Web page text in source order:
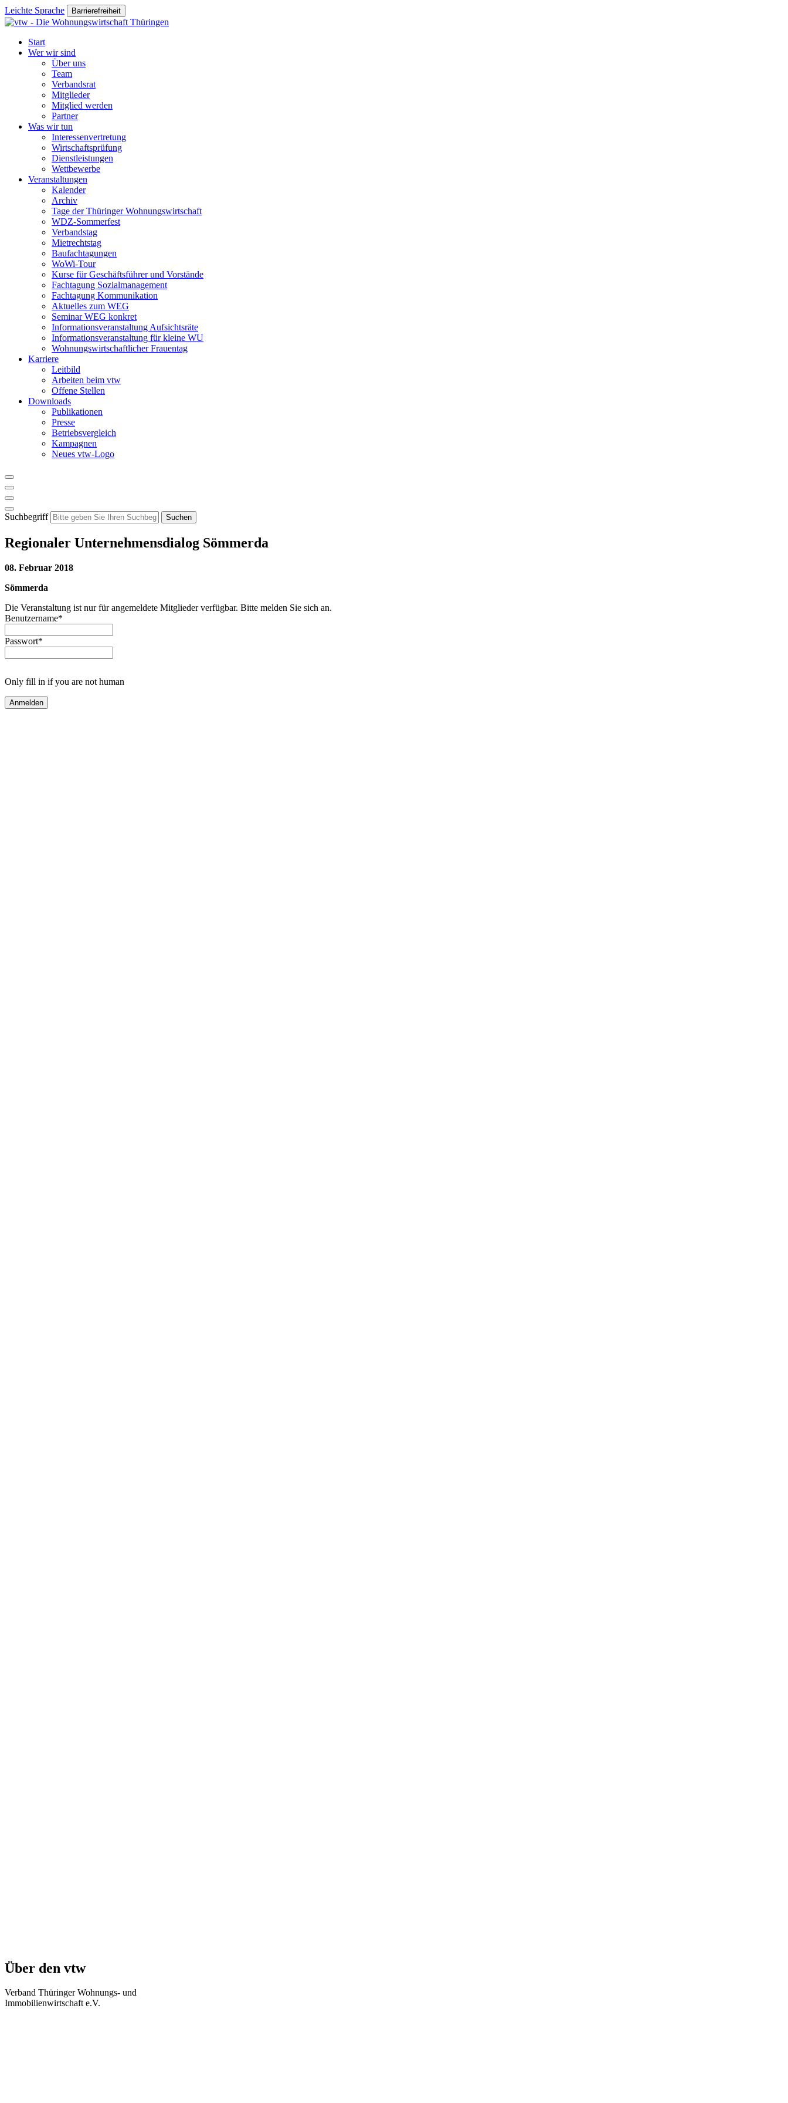
Leichte Sprache Barrierefreiheit
Start
Wer wir sind
Über uns
Team
Verbandsrat
Mitglieder
Mitglied werden
Partner
Was wir tun
Interessenvertretung
Wirtschaftsprüfung
Dienstleistungen
Wettbewerbe
Veranstaltungen
Kalender
Archiv
Tage der Thüringer Wohnungswirtschaft
WDZ-Sommerfest
Verbandstag
Mietrechtstag
Baufachtagungen
WoWi-Tour
Kurse für Geschäftsführer und Vorstände
Fachtagung Sozialmanagement
Fachtagung Kommunikation
Aktuelles zum WEG
Seminar WEG konkret
Informationsveranstaltung Aufsichtsräte
Informationsveranstaltung für kleine WU
Wohnungswirtschaftlicher Frauentag
Karriere
Leitbild
Arbeiten beim vtw
Offene Stellen
Downloads
Publikationen
Presse
Betriebsvergleich
Kampagnen
Neues vtw-Logo
Suchbegriff Suchen
Regionaler Unternehmensdialog Sömmerda
08. Februar 2018
Sömmerda
Die Veranstaltung ist nur für angemeldete Mitglieder verfügbar. Bitte melden Sie sich an.
Benutzername*
Passwort*
Only fill in if you are not human
Über den vtw
Verband Thüringer Wohnungs- und
Immobilienwirtschaft e.V.